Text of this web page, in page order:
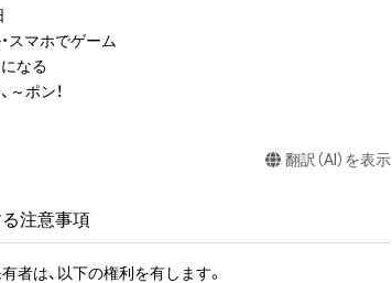
・スマホでゲーム
になる
～ポン！
翻訳（AI）を表示
注意事項
者は、以下の権利を有します。